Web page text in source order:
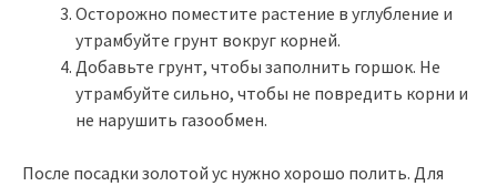
Осторожно поместите растение в углубление и
утрамбуйте грунт вокруг корней.
Добавьте грунт, чтобы заполнить горшок. Не
утрамбуйте сильно, чтобы не повредить корни и
не нарушить газообмен.
После посадки золотой ус нужно хорошо полить. Для